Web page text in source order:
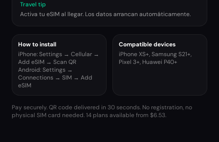
Travel tip
Activa tu eSIM al llegar. Los datos arrancan automáticamente.
How to install
iPhone: Settings → Cellular →
Add eSIM → Scan QR
Android: Settings →
Connections → SIM → Add
eSIM
Compatible devices
iPhone XS+, Samsung S21+,
Pixel 3+, Huawei P40+
Pay securely. QR code delivered in 30 seconds. No registration, no
physical SIM card needed.14 plans available from $6.53.